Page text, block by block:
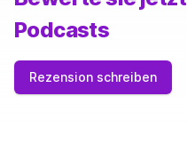
Podcasts
Rezension schreiben